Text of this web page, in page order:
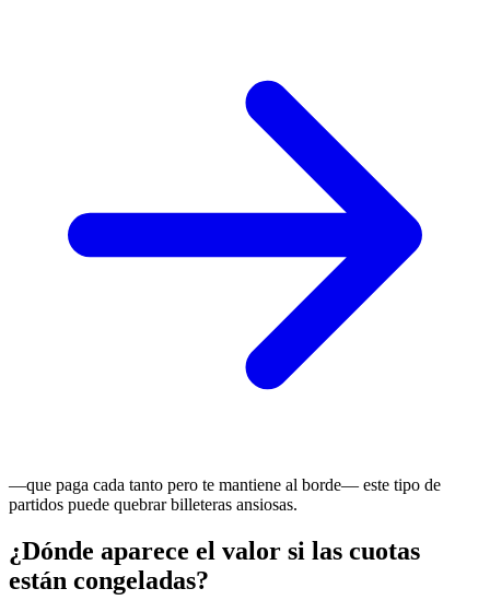
—que paga cada tanto pero te mantiene al borde— este tipo de
partidos puede quebrar billeteras ansiosas.
¿Dónde aparece el valor si las cuotas
están congeladas?